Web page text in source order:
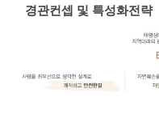
경관컨셉 및 특성화전략